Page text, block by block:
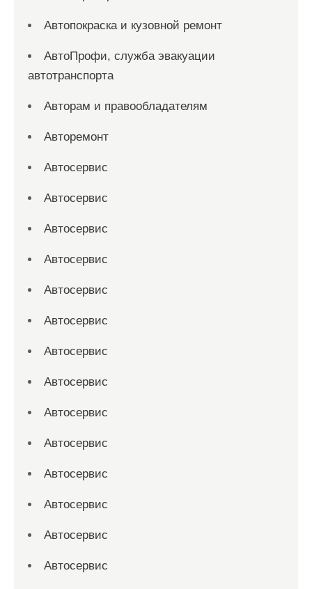
Автопокраска и кузовной ремонт
АвтоПрофи, служба эвакуации
автотранспорта
Авторам и правообладателям
Авторемонт
Автосервис
Автосервис
Автосервис
Автосервис
Автосервис
Автосервис
Автосервис
Автосервис
Автосервис
Автосервис
Автосервис
Автосервис
Автосервис
Автосервис